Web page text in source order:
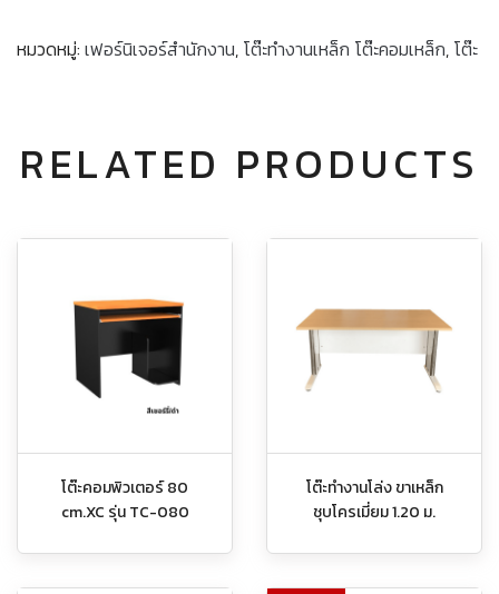
หมวดหมู่: เฟอร์นิเจอร์สำนักงาน, โต๊ะทำงานเหล็ก โต๊ะคอมเหล็ก, โต๊ะ
RELATED PRODUCTS
โต๊ะคอมพิวเตอร์ 80
cm.XC รุ่น TC-080
โต๊ะทำงานโล่ง ขาเหล็ก
ชุบโครเมี่ยม 1.20 ม.